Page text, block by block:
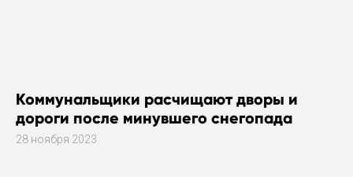
Коммунальщики расчищают дворы и
дороги после минувшего снегопада
28 ноября 2023